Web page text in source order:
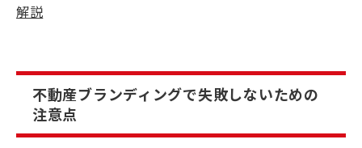
解説
不動産ブランディングで失敗しないための
注意点